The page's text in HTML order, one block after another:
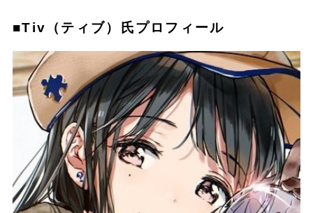
■Tiv（ティブ）氏プロフィール